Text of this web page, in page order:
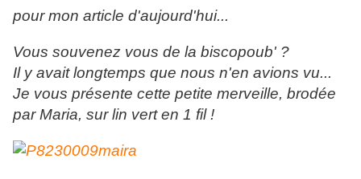
pour mon article d'aujourd'hui...
Vous souvenez vous de la biscopoub' ?
Il y avait longtemps que nous n'en avions vu...
Je vous présente cette petite merveille, brodée
par Maria, sur lin vert en 1 fil !